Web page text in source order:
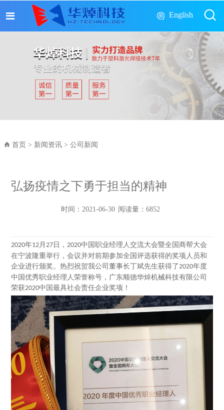
English
首页> 新闻资讯> 公司新闻
弘扬疫情之下勇于担当的精神
时间： 2021-06-30 阅读量： 6852
2020年12月27 日，2020中国职业经理人交流大会暨全国商帮大会
在宁波隆重举行，会议并对前期参加全国评选获得的奖项人员和
企业进行颁奖。热烈祝贺我公司董事长丁斌先生获得了2020年度
中国优秀职业经理人荣誉称号，广东顺德华焯机械科技有限公司
荣获2020中国最具社会责任企业奖项！